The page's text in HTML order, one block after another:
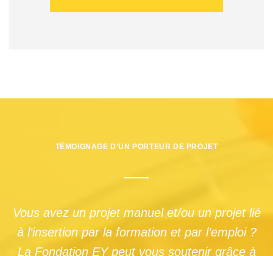
TÉMOIGNAGE D'UN PORTEUR DE PROJET
Vous avez un projet manuel et/ou un projet lié
à l’insertion par la formation et par l’emploi ?
La Fondation EY peut vous soutenir grâce à